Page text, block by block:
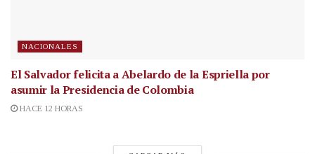
NACIONALES
El Salvador felicita a Abelardo de la Espriella por
asumir la Presidencia de Colombia
HACE 12 HORAS